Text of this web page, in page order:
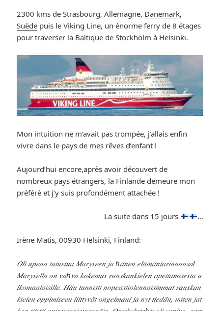
2300 kms de Strasbourg, Allemagne, Danemark,
Suède puis le Viking Line, un énorme ferry de 8 étages
pour traverser la Baltique de Stockholm à Helsinki.
Mon intuition ne m’avait pas trompée, j’allais enfin
vivre dans le pays de mes rêves d’enfant !
Aujourd’hui encore,après avoir découvert de
nombreux pays étrangers, la Finlande demeure mon
préféré et j’y suis profondément attachée !
La suite dans 15 jours …
Irène Matis, 00930 Helsinki, Finland:
𝑂𝑙𝑖 𝑢𝑝𝑒𝑎𝑎 𝑡𝑢𝑡𝑢𝑠𝑡𝑢𝑎 𝑀𝑎𝑟𝑦𝑠𝑒𝑒𝑛 𝑗𝑎 ℎ𝑎̈𝑛𝑒𝑛 𝑒𝑙𝑎̈𝑚𝑎̈𝑛𝑡𝑎𝑟𝑖𝑛𝑎𝑎𝑛𝑠𝑎!
𝑀𝑎𝑟𝑦𝑠𝑒𝑙𝑙𝑎 𝑜𝑛 𝑣𝑎ℎ𝑣𝑎 𝑘𝑜𝑘𝑒𝑚𝑢𝑠 𝑟𝑎𝑛𝑠𝑘𝑎𝑛𝑘𝑖𝑒𝑙𝑒𝑛 𝑜𝑝𝑒𝑡𝑡𝑎𝑚𝑖𝑠𝑒𝑠𝑡𝑎 𝑢
𝑙𝑘𝑜𝑚𝑎𝑎𝑙𝑎𝑖𝑠𝑖𝑙𝑙𝑒. 𝐻𝑎̈𝑛 𝑡𝑢𝑛𝑛𝑖𝑠𝑡𝑖 𝑛𝑜𝑝𝑒𝑎𝑠𝑡𝑖𝑜𝑙𝑒𝑛𝑛𝑎𝑖𝑠𝑖𝑚𝑚𝑎𝑡 𝑟𝑎𝑛𝑠𝑘𝑎𝑛
𝑘𝑖𝑒𝑙𝑒𝑛 𝑜𝑝𝑝𝑖𝑚𝑖𝑠𝑒𝑒𝑛 𝑙𝑖𝑖𝑡𝑡𝑦𝑣𝑎̈𝑡 𝑜𝑛𝑔𝑒𝑙𝑚𝑎𝑛𝑖 𝑗𝑎 𝑛𝑦𝑡 𝑡𝑖𝑒𝑑𝑎̈𝑛, 𝑚𝑖𝑡𝑒𝑛 𝑗𝑎𝑡